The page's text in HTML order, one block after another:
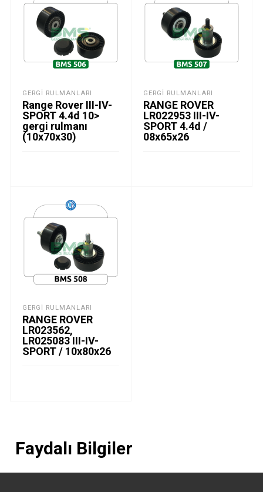
GERGI RULMANLARI
Range Rover III-IV-
SPORT 4.4d 10>
gergi rulmanı
(10x70x30)
GERGI RULMANLARI
RANGE ROVER
LR022953 III-IV-
SPORT 4.4d /
08x65x26
GERGI RULMANLARI
RANGE ROVER
LR023562,
LR025083 III-IV-
SPORT / 10x80x26
Faydalı Bilgiler